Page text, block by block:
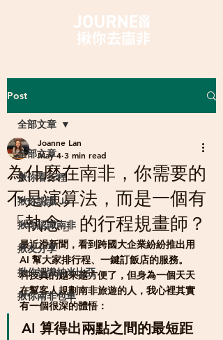
Post
全部文章
揪你看行程
揪你認識 Jo
揪你認識南非
揪友分享
揪你認識納米比亞
揪你南非包車
全部文章
為什麼在南非，你需要的
不是演算法，而是一個有
「執念」的行程規畫師？
Joanne Lan
May 4 3 min read
最近滑新聞，看到跨國大企業紛紛推出用
AI 幫大家排行程、一鍵訂飯店的服務。
科技真的越來越方便了，但身為一個天天
在幫客人規劃南非旅遊的人，我心裡其實
有一個很深的體悟：
AI 算得出兩點之間的最短距